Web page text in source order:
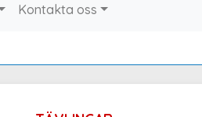
Kontakta oss